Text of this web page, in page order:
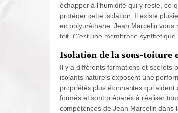
échapper à l'humidité qui y reste, ce
protéger cette isolation. Il existe
en polyuréthane. Jean Marcelin vous
toit. C'est une membrane
Isolation de la sous-toiture
Il y a différents formations et secrets
isolants naturels exposent une
propriétés plus étonnantes qui
formés et sont préparés à réaliser
compétences de Jean Marcelin dans